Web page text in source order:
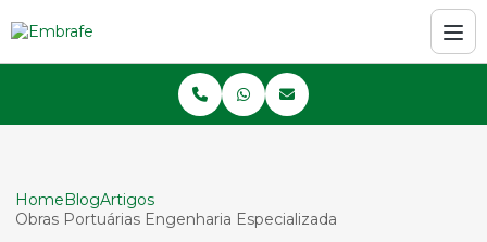
HomeBlogArtigos
Obras Portuárias Engenharia Especializada